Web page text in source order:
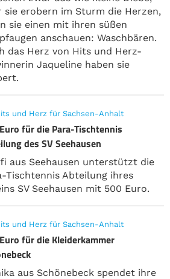
sie erobern im Sturm die Herzen,
sie einen mit ihren süßen
anschauen: Waschbären.
das Herz von Hits und Herz-
Jaqueline haben sie
und Herz für Sachsen-Anhalt
für die Para-Tischtennis
des SV Seehausen
aus Seehausen unterstützt die
Tischtennis Abteilung ihres
SV Seehausen mit 500 Euro.
und Herz für Sachsen-Anhalt
für die Kleiderkammer
aus Schönebeck spendet ihre